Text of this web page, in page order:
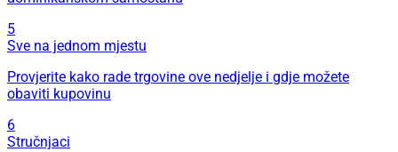
5
Sve na jednom mjestu
Provjerite kako rade trgovine ove nedjelje i gdje možete
obaviti kupovinu
6
Stručnjaci